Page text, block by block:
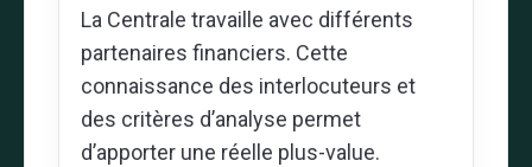
La Centrale travaille avec différents
partenaires financiers. Cette
connaissance des interlocuteurs et
des critères d’analyse permet
d’apporter une réelle plus-value.